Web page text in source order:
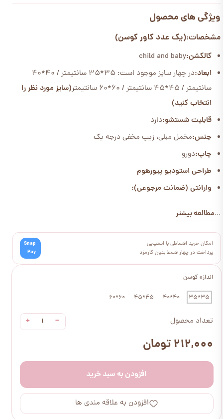
اندازه کوسن
35*35
40*40
45*45
60*60
تعداد محصول −
+
۲۱۲,۰۰۰ تومان
افزودن به سبد خرید
افزودن به علاقه مندی ها
ویژگی های محصول
مشخصات:(یک عدد کاور کوسن)
کالکشن:child and baby
ابعاد:
در چهار سایز موجود است: 35*35 سانتیمتر / 40*40
سانتیمتر / 45*45 سانتیمتر / 60*60 سانتیمتر
(سایز مورد نظر را
انتخاب کنید)
قابلیت شستشو:دارد
جنس:مخمل مبلی، زیپ مخفی درجه یک
چاپ:دورو
طراحی استودیو پیورهوم
وارانتی (ضمانت مرجوعی):
...مطالعه بیشتر
امکان خرید اقساطی با اسنپ‌پی
پرداخت در چهار قسط بدون کارمزد
Snap
Pay